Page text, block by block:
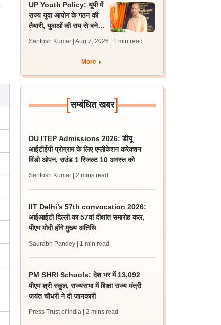
UP Youth Policy: यूपी में
राज्य युवा आयोग के गठन की
तैयारी, युवाओं की राय से बनेगी
Santosh Kumar | Aug 7, 2026 | 1 min read
More
[सम्बंधित खबर]
DU ITEP Admissions 2026: डीयू
आईटीईपी प्रोग्राम के लिए एप्लीकेशन करेक्शन
विंडो ओपन, राउंड 1 रिजल्ट 10 अगस्त को
Santosh Kumar | 2 mins read
IIT Delhi’s 57th convocation 2026:
आईआईटी दिल्ली का 57वां दीक्षांत समारोह कल,
पीएम मोदी होंगे मुख्य अतिथि
Saurabh Pandey | 1 min read
PM SHRI Schools: देश भर में 13,092
पीएम श्री स्कूल, राज्यसभा में शिक्षा राज्य मंत्री
जयंत चौधरी ने दी जानकारी
Press Trust of India | 2 mins read